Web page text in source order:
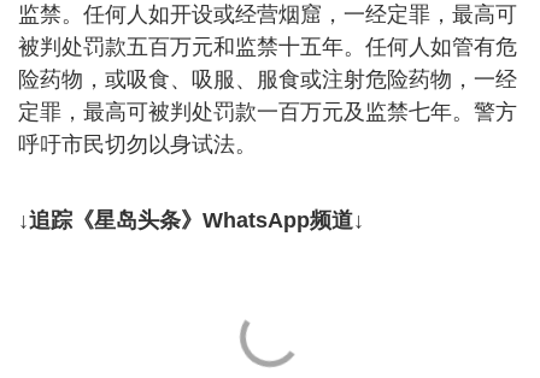
监禁。任何人如开设或经营烟窟，一经定罪，最高可
被判处罚款五百万元和监禁十五年。任何人如管有危
险药物，或吸食、吸服、服食或注射危险药物，一经
定罪，最高可被判处罚款一百万元及监禁七年。警方
呼吁市民切勿以身试法。
↓追踪《星岛头条》WhatsApp频道↓